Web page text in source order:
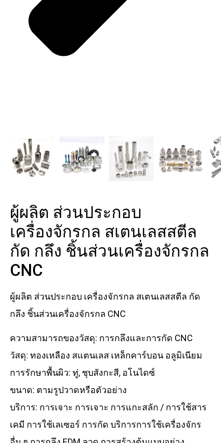
ผู้ผลิต ส่วนประกอบ
เครื่องจักรกล สเตนเลสสตีล
กัด กลึง ชิ้นส่วนเครื่องจักรกล
CNC
ผู้ผลิต ส่วนประกอบ เครื่องจักรกล สเตนเลสสตีล กัด
กลึง ชิ้นส่วนเครื่องจักรกล CNC
ความสามารถของวัสดุ: การกลึงและการกัด CNC
วัสดุ: ทองเหลือง สแตนเลส เหล็กคาร์บอน อลูมิเนียม
การรักษาพื้นผิว: ทู่, ชุบสังกะสี, อโนไดซ์
ขนาด: ตามรูปวาดหรือตัวอย่าง
บริการ: การเจาะ การเจาะ การแกะสลัก / การใช้สาร
เคมี การใช้เลเซอร์ การกัด บริการการใช้เครื่องจักร